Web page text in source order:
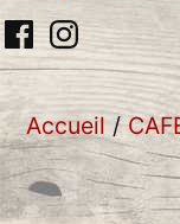
Retrouvez
moi
sur
facebook
Retrouver
moi
sur
Insta
Accueil /